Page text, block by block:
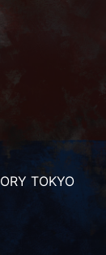
TOKYO